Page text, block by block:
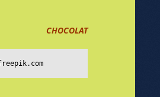
CHOCOLAT